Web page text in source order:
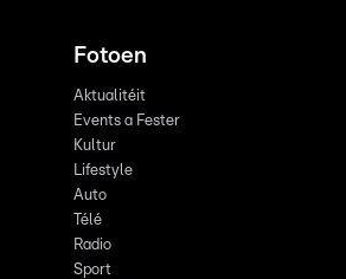
Fotoen
Aktualitéit
Events a Fester
Kultur
Lifestyle
Auto
Télé
Radio
Sport